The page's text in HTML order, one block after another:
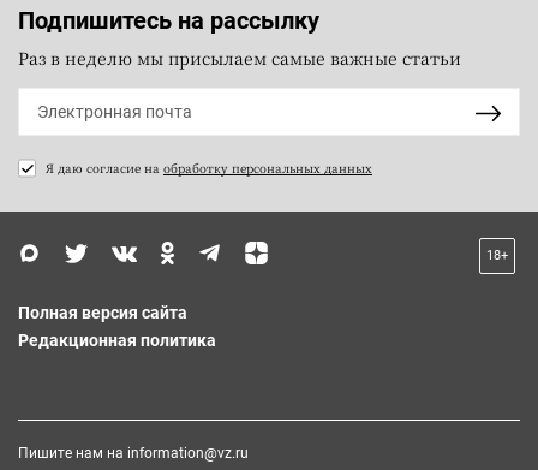
Подпишитесь на рассылку
Раз в неделю мы присылаем самые важные статьи
Я даю согласие на обработку персональных данных
18+
Полная версия сайта
Редакционная политика
Пишите нам на information@vz.ru